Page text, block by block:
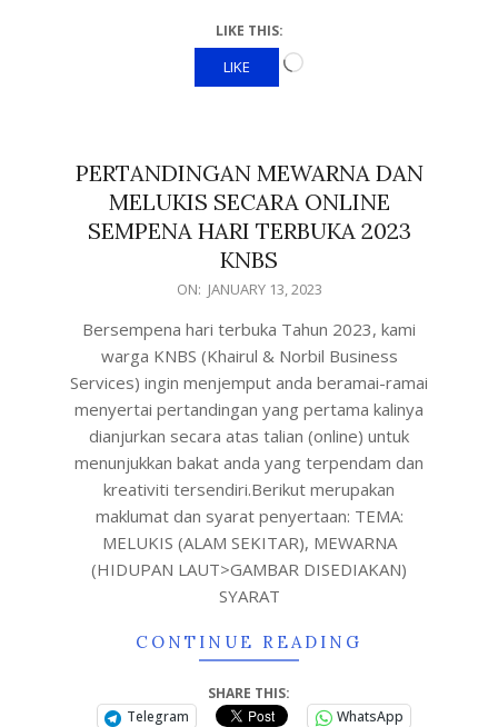
LIKE THIS:
LIKE
PERTANDINGAN MEWARNA DAN
MELUKIS SECARA ONLINE
SEMPENA HARI TERBUKA 2023
KNBS
ON: JANUARY 13, 2023
Bersempena hari terbuka Tahun 2023, kami
warga KNBS (Khairul & Norbil Business
Services) ingin menjemput anda beramai-ramai
menyertai pertandingan yang pertama kalinya
dianjurkan secara atas talian (online) untuk
menunjukkan bakat anda yang terpendam dan
kreativiti tersendiri.Berikut merupakan
maklumat dan syarat penyertaan: TEMA:
MELUKIS (ALAM SEKITAR), MEWARNA
(HIDUPAN LAUT>GAMBAR DISEDIAKAN)
SYARAT
CONTINUE READING
SHARE THIS:
Telegram
WhatsApp